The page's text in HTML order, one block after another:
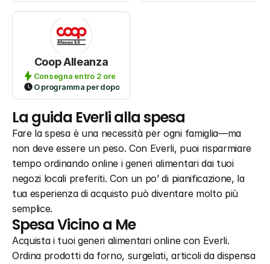
Coop Alleanza
Consegna entro 2 ore
O programma per dopo
La guida Everli alla spesa
Fare la spesa è una necessità per ogni famiglia—ma
non deve essere un peso. Con Everli, puoi risparmiare
tempo ordinando online i generi alimentari dai tuoi
negozi locali preferiti. Con un po’ di pianificazione, la
tua esperienza di acquisto può diventare molto più
semplice.
Spesa Vicino a Me
Acquista i tuoi generi alimentari online con Everli.
Ordina prodotti da forno, surgelati, articoli da dispensa